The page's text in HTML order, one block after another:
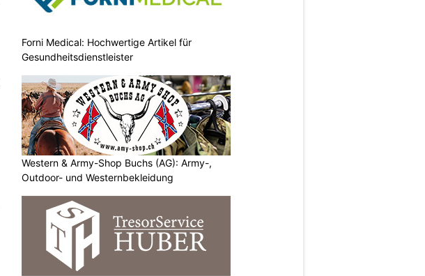
Forni Medical: Hochwertige Artikel für
Gesundheitsdienstleister
Western & Army-Shop Buchs (AG): Army-,
Outdoor- und Westernbekleidung